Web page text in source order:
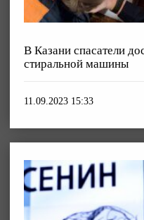
В Казани спасатели
стиральной машины
11.09.2023 15:33